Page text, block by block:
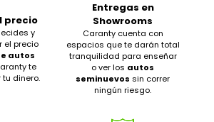
precio
y
el precio
autos
te
dinero.
Entregas en
Showrooms
Caranty cuenta con
espacios que te darán total
tranquilidad para enseñar
o ver los autos
seminuevos sin correr
ningún riesgo.